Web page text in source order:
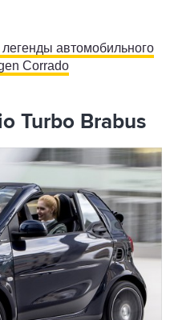
легенды автомобильного
Corrado
Turbo Brabus